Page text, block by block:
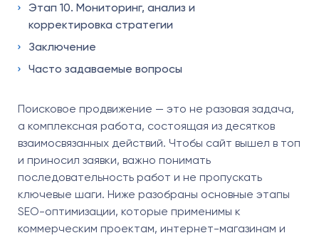
Поисковое продвижение — это не разовая задача,
а комплексная работа, состоящая из десятков
взаимосвязанных действий. Чтобы сайт вышел в топ
и приносил заявки, важно понимать
последовательность работ и не пропускать
ключевые шаги. Ниже разобраны основные этапы
SEO-оптимизации, которые применимы к
коммерческим проектам, интернет-магазинам и
Этап 10. Мониторинг, анализ и
корректировка стратегии
Заключение
Часто задаваемые вопросы